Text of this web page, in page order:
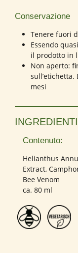
Conservazione
Tenere fuori
Essendo
il prodotto in
Non aperto:
sull’etichetta.
mesi
INGREDIENTI
Contenuto:
Helianthus
Extract,
Bee Venom
ca. 80 ml